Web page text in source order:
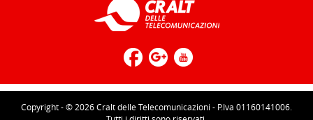
Copyright - © 2026 Cralt delle Telecomunicazioni - P.Iva 01160141006.